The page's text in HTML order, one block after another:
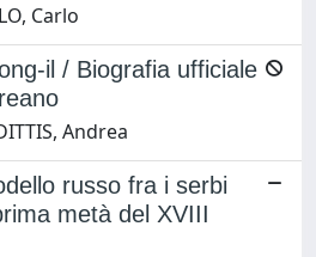
Carlo
il / Biografia ufficiale
Andrea
russo fra i serbi
metà del XVIII